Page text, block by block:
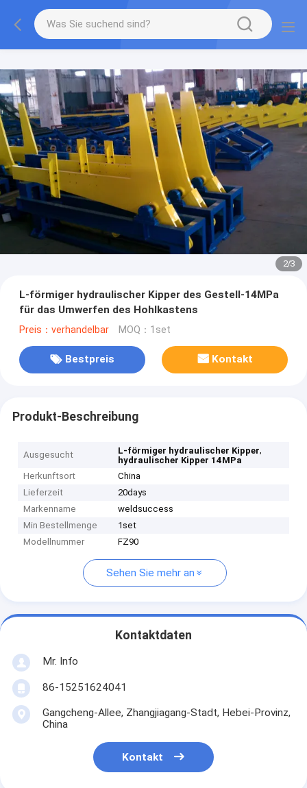
2/3
L-förmiger hydraulischer Kipper des Gestell-14MPa
für das Umwerfen des Hohlkastens
Preis：verhandelbar MOQ：1set
Bestpreis Kontakt
Produkt-Beschreibung
Ausgesucht L-förmiger hydraulischer Kipper,
hydraulischer Kipper 14MPa
Herkunftsort
China
Lieferzeit
20days
Markenname
weldsuccess
Min Bestellmenge
1set
Modellnummer
FZ90
Sehen Sie mehr an
Kontaktdaten
Mr. Info
86-15251624041
Gangcheng-Allee, Zhangjiagang-Stadt, Hebei-Provinz,
China
Kontakt